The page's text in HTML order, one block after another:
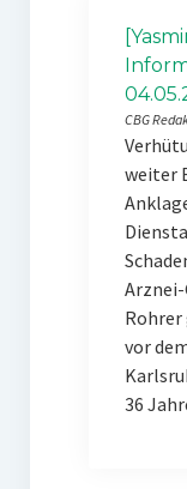
CBG
weiter
Rohrer
vor
36